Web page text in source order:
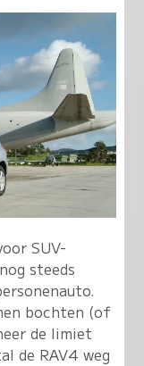
SUV-
steeds
bochten (of
de limiet
de RAV4 weg